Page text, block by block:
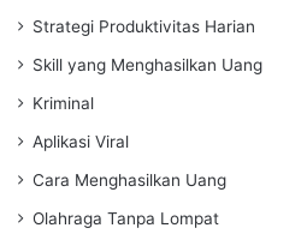
Strategi Produktivitas Harian
Skill yang Menghasilkan Uang
Kriminal
Aplikasi Viral
Cara Menghasilkan Uang
Olahraga Tanpa Lompat